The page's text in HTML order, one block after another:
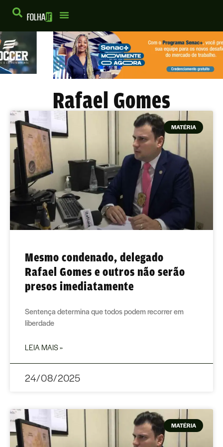
Rafael Gomes
MATÉRIA
Mesmo condenado, delegado
Rafael Gomes e outros não serão
presos imediatamente
Sentença determina que todos podem recorrer em
liberdade
LEIA MAIS »
24/08/2025
MATÉRIA